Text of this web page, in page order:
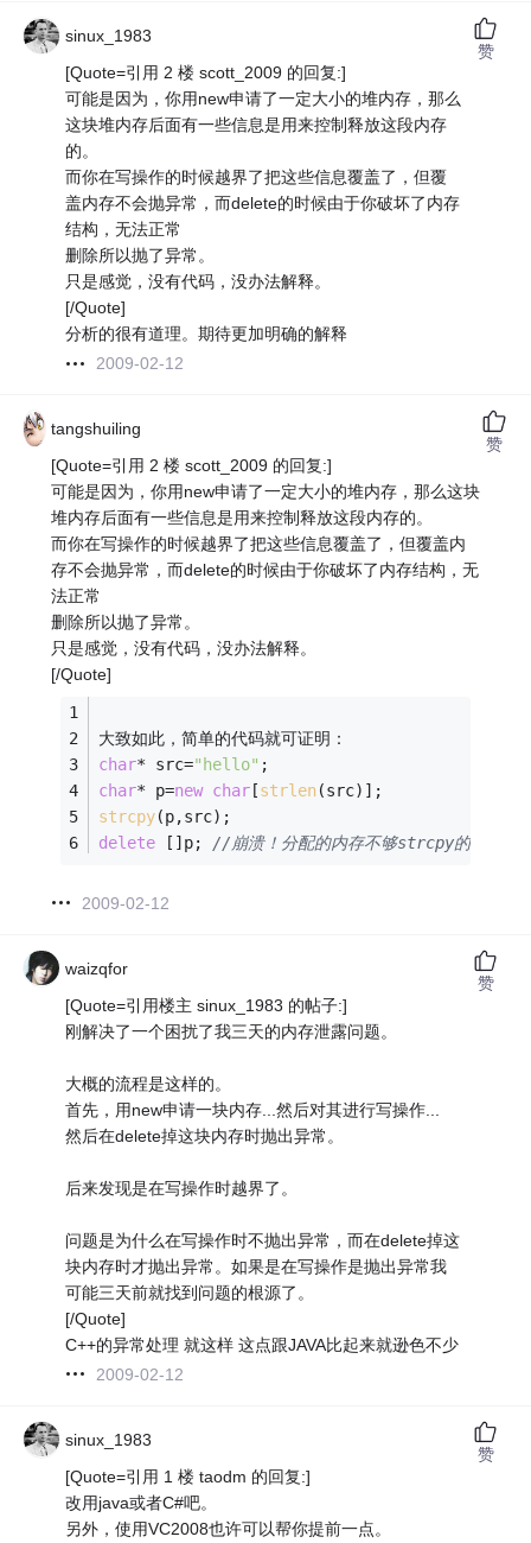
sinux_1983
[Quote=引用 2 楼 scott_2009 的回复:]
可能是因为，你用new申请了一定大小的堆内存，那么
这块堆内存后面有一些信息是用来控制释放这段内存
的。
而你在写操作的时候越界了把这些信息覆盖了，但覆
盖内存不会抛异常，而delete的时候由于你破坏了内存
结构，无法正常
删除所以抛了异常。
只是感觉，没有代码，没办法解释。
[/Quote]
分析的很有道理。期待更加明确的解释
2009-02-12
赞
tangshuiling
[Quote=引用 2 楼 scott_2009 的回复:]
可能是因为，你用new申请了一定大小的堆内存，那么这块
堆内存后面有一些信息是用来控制释放这段内存的。
而你在写操作的时候越界了把这些信息覆盖了，但覆盖内
存不会抛异常，而delete的时候由于你破坏了内存结构，无
法正常
删除所以抛了异常。
只是感觉，没有代码，没办法解释。
[/Quote]
大致如此，简单的代码就可证明：
char* src="hello" ;
char* p=new char [strlen(src)];
strcpy(p,src);
delete []p; //崩溃！分配的内存不够strcpy的，记载
2009-02-12
赞
waizqfor
[Quote=引用楼主 sinux_1983 的帖子:]
刚解决了一个困扰了我三天的内存泄露问题。
大概的流程是这样的。
首先，用new申请一块内存...然后对其进行写操作...
然后在delete掉这块内存时抛出异常。
后来发现是在写操作时越界了。
问题是为什么在写操作时不抛出异常，而在delete掉这
块内存时才抛出异常。如果是在写操作是抛出异常我
可能三天前就找到问题的根源了。
[/Quote]
C++的异常处理 就这样 这点跟JAVA比起来就逊色不少
2009-02-12
赞
sinux_1983
[Quote=引用 1 楼 taodm 的回复:]
改用java或者C#吧。
另外，使用VC2008也许可以帮你提前一点。
赞